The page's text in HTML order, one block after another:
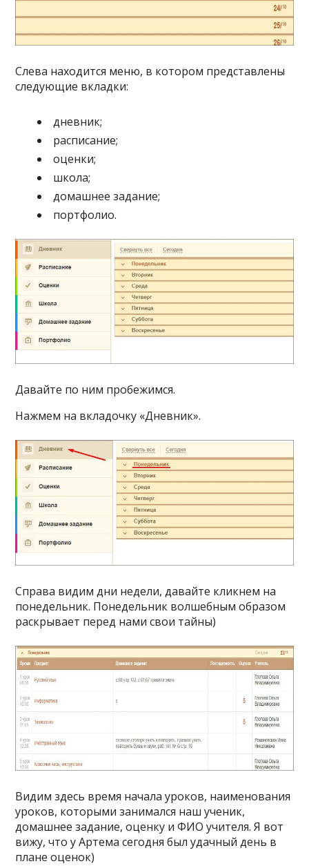
Слева находится меню, в котором представлены
следующие вкладки:
дневник;
расписание;
оценки;
школа;
домашнее задание;
портфолио.
Давайте по ним пробежимся.
Нажмем на вкладочку «Дневник».
Справа видим дни недели, давайте кликнем на
понедельник. Понедельник волшебным образом
раскрывает перед нами свои тайны)
Видим здесь время начала уроков, наименования
уроков, которыми занимался наш ученик,
домашнее задание, оценку и ФИО учителя. Я вот
вижу, что у Артема сегодня был удачный день в
плане оценок)